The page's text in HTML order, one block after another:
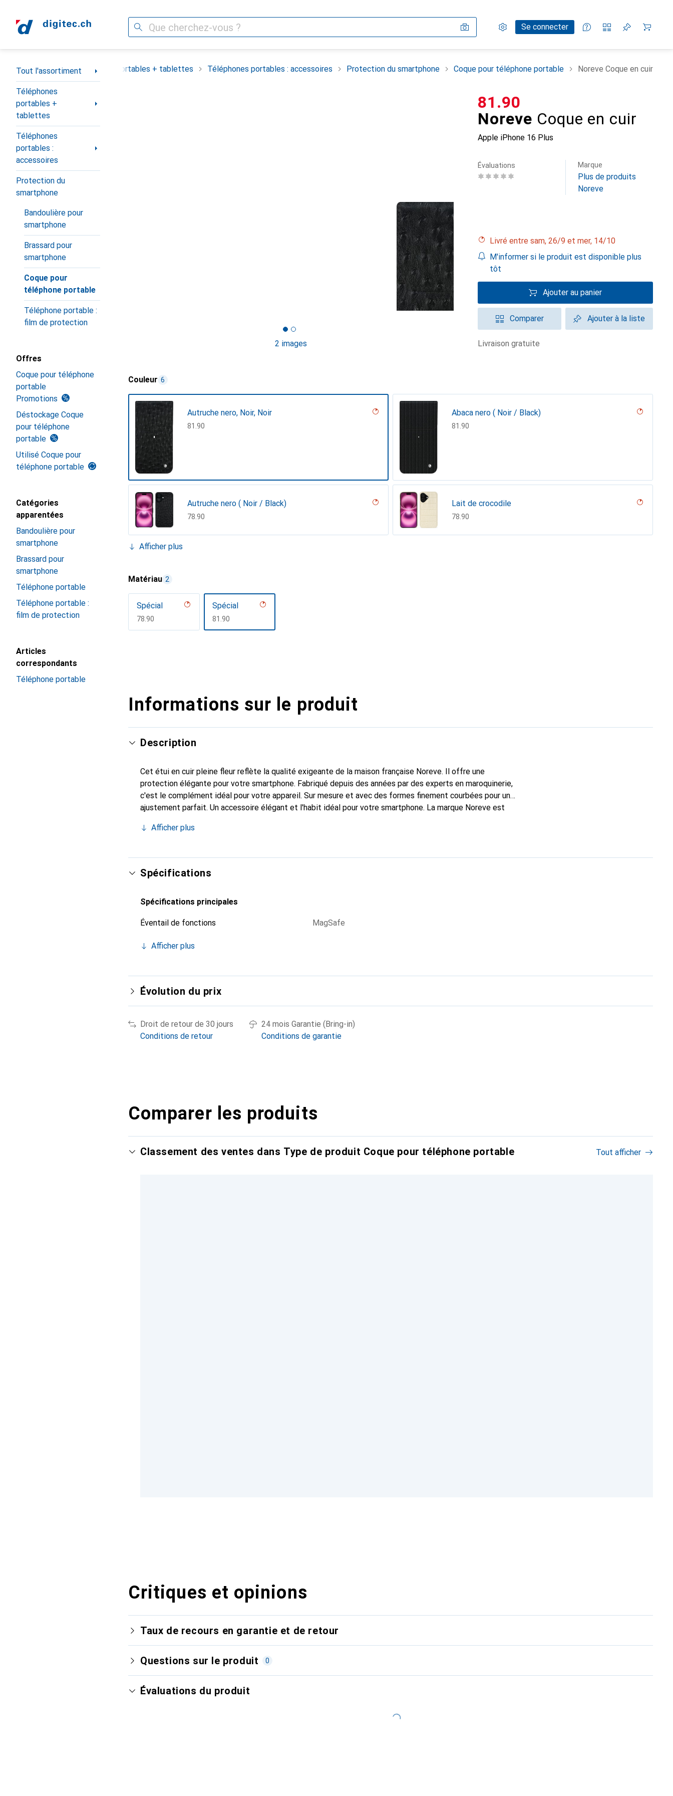
Recherche Paramètres
Compte clientSe connecter
Listes de comparaison
Listes d'envies
Panier
Navigation par catégorie
Tout l'assortiment
Téléphones
portables +
tablettes
Téléphones
portables :
accessoires
Protection du
smartphone
Bandoulière pour
smartphone
Brassard pour
smartphone
Coque pour
téléphone portable
Téléphone portable :
film de protection
Offres
Coque pour téléphone
portable
Promotions
Déstockage Coque
pour téléphone
portable
Utilisé Coque pour
téléphone portable
Catégories
apparentées
Bandoulière pour
smartphone
Brassard pour
smartphone
Téléphone portable
Téléphone portable :
film de protection
Articles
correspondants
Téléphone portable
l'assortiment Téléphones portables + tablettes Téléphones portables : accessoires Protection du smartphone Coque pour téléphone portable Noreve Coque en cuir
2 images
Noreve Coque en cuir
Apple iPhone 16 Plus
CHF
81.90
Évaluations Marque
Plus de produits
Noreve
Livré entre sam, 26/9 et mer, 14/10
M'informer si le produit est disponible plus
tôt
Ajouter au panier
Comparer Ajouter à la liste
livraison gratuite
Couleur 6
Autruche nero, Noir, Noir
CHF
81.90
Abaca nero ( Noir / Black)
CHF
81.90
Autruche nero ( Noir / Black)
CHF
78.90
Lait de crocodile
CHF
78.90
Afficher plus
Matériau 2
Spécial
CHF
78.90
Spécial
CHF
81.90
Informations sur le produit
Description
Cet étui en cuir pleine fleur reflète la qualité exigeante de la maison française Noreve. Il offre une
protection élégante pour votre smartphone. Fabriqué depuis des années par des experts en maroquinerie,
c'est le complément idéal pour votre appareil. Sur mesure et avec des formes finement courbées pour un
ajustement parfait. Un accessoire élégant et l'habit idéal pour votre smartphone. La marque Noreve est
client exigeant.
Afficher plus
Spécifications
Spécifications principales
Éventail de fonctions MagSafe
Afficher plus
Évolution du prix
Droit de retour de 30 jours
Conditions de retour
24 mois Garantie (Bring-in)
Conditions de garantie
Comparer les produits
Classement des ventes dans Type de produit Coque pour téléphone portable Tout afficher
Critiques et opinions
Taux de recours en garantie et de retour
Questions sur le produit 0
Évaluations du produit